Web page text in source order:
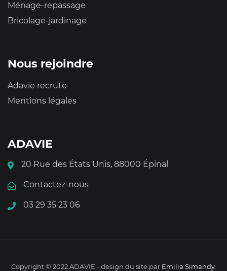
Ménage-repassage
Bricolage-jardinage
Nous rejoindre
Adavie recrute
Mentions légales
ADAVIE
20 Rue des États Unis, 88000 Épinal
Contactez-nous
03 29 35 23 06
Copyright © 2022 ADAVIE - design du site par Emilia Simandy.